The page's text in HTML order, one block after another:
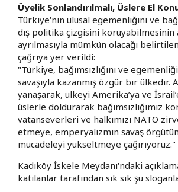
Üyelik Sonlandırılmalı, Üslere El
​Türkiye'nin ulusal egemenliğini ve
dış politika çizgisini koruyabilmesinin
ayrılmasıyla mümkün olacağı
çağrıya yer verildi:
​"Türkiye, bağımsızlığını ve
savaşıyla kazanmış özgür bir ülkedir.
yanaşarak, ülkeyi Amerika’ya ve
üslerle doldurarak bağımsızlığımız
vatanseverleri ve halkımızı NATO
etmeye, emperyalizmin savaş
mücadeleyi yükseltmeye çağırıyoruz."
Kadıköy İskele Meydanı'ndaki
katılanlar tarafından sık sık şu